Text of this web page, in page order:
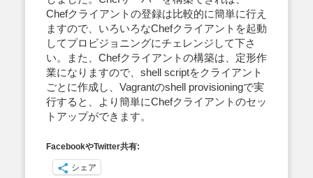
Chefクライアントの登録は比較的に簡単に行え
ますので、いろいろなChefクライアントを起動
してプロビジョニングにチェレンジして下さ
い。また、Chefクライアントの構築は、定形作
業になりますので、shell scriptをクライアント
ごとに作成し、Vagrantのshell provisioningで実
行すると、より簡単にChefクライアントのセッ
トアップができます。
FacebookやTwitter共有:
シェア